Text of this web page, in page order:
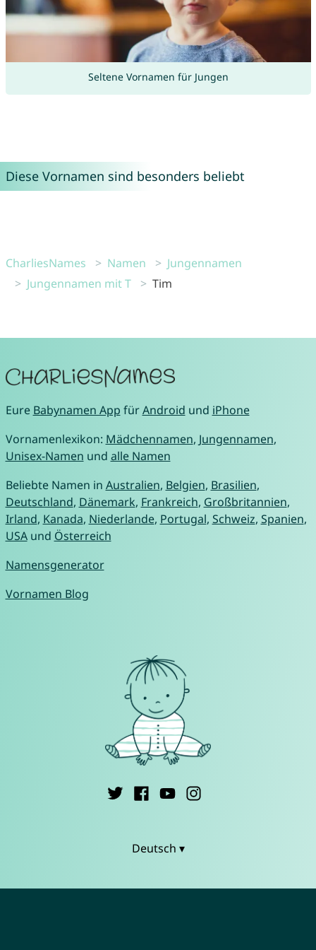
Seltene Vornamen für Jungen
Diese Vornamen sind besonders beliebt
CharliesNames Namen
Jungennamen
Jungennamen mit T
Tim
Eure Babynamen App fürAndroid und iPhone
Vornamenlexikon: Mädchennamen, Jungennamen,
Unisex-Namen und alle Namen
Beliebte Namen in Australien, Belgien, Brasilien,
Deutschland, Dänemark, Frankreich, Großbritannien,
Irland, Kanada, Niederlande, Portugal, Schweiz, Spanien,
USAund Österreich
Namensgenerator
Vornamen Blog
Deutsch ▾